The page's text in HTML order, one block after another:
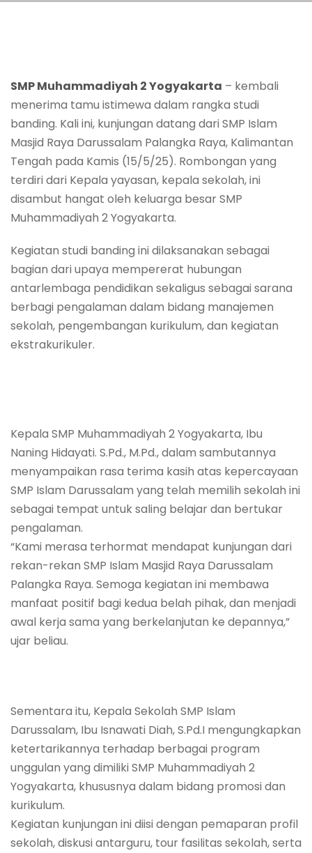
SMP Muhammadiyah 2 Yogyakarta – kembali
menerima tamu istimewa dalam rangka studi
banding. Kali ini, kunjungan datang dari SMP Islam
Masjid Raya Darussalam Palangka Raya, Kalimantan
Tengah pada Kamis (15/5/25). Rombongan yang
terdiri dari Kepala yayasan, kepala sekolah, ini
disambut hangat oleh keluarga besar SMP
Muhammadiyah 2 Yogyakarta.
Kegiatan studi banding ini dilaksanakan sebagai
bagian dari upaya mempererat hubungan
antarlembaga pendidikan sekaligus sebagai sarana
berbagi pengalaman dalam bidang manajemen
sekolah, pengembangan kurikulum, dan kegiatan
ekstrakurikuler.
Kepala SMP Muhammadiyah 2 Yogyakarta, Ibu
Naning Hidayati. S.Pd., M.Pd., dalam sambutannya
menyampaikan rasa terima kasih atas kepercayaan
SMP Islam Darussalam yang telah memilih sekolah ini
sebagai tempat untuk saling belajar dan bertukar
pengalaman.
“Kami merasa terhormat mendapat kunjungan dari
rekan-rekan SMP Islam Masjid Raya Darussalam
Palangka Raya. Semoga kegiatan ini membawa
manfaat positif bagi kedua belah pihak, dan menjadi
awal kerja sama yang berkelanjutan ke depannya,”
ujar beliau.
Sementara itu, Kepala Sekolah SMP Islam
Darussalam, Ibu Isnawati Diah, S.Pd.I mengungkapkan
ketertarikannya terhadap berbagai program
unggulan yang dimiliki SMP Muhammadiyah 2
Yogyakarta, khususnya dalam bidang promosi dan
kurikulum.
Kegiatan kunjungan ini diisi dengan pemaparan profil
sekolah, diskusi antarguru, tour fasilitas sekolah, serta